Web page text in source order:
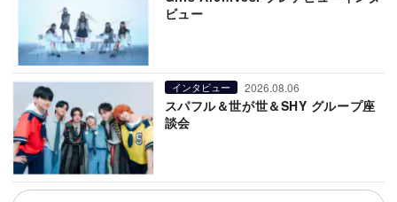
ビュー
インタビュー 2026.08.06
スパフル＆世が世＆SHY グループ座
談会